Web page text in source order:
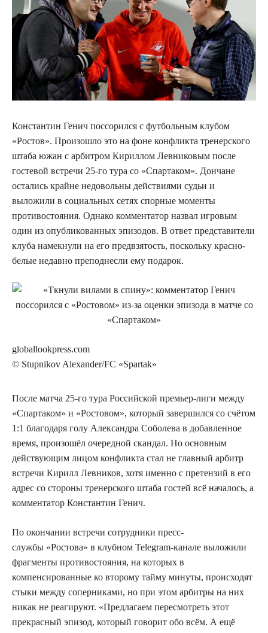
Константин Генич поссорился с футбольным клубом
«Ростов». Произошло это на фоне конфликта тренерского
штаба южан с арбитром Кириллом Левниковым после
гостевой встречи 25-го тура со «Спартаком». Дончане
остались крайне недовольны действиями судьи и
выложили в социальных сетях спорные моменты
противостояния. Однако комментатор назвал игровым
один из опубликованных эпизодов. В ответ представители
клуба намекнули на его предвзятость, поскольку красно-
белые недавно преподнесли ему подарок.
globallookpress.com
© Stupnikov Alexander/FC «Spartak»
После матча 25-го тура Российской премьер-лиги между
«Спартаком» и «Ростовом», который завершился со счётом
1:1 благодаря голу Александра Соболева в добавленное
время, произошёл очередной скандал. Но основным
действующим лицом конфликта стал не главный арбитр
встречи Кирилл Левников, хотя именно с претензий в его
адрес со стороны тренерского штаба гостей всё началось, а
комментатор Константин Генич.
По окончании встречи сотрудники пресс-
службы «Ростова» в клубном Telegram-канале выложили
фрагменты противостояния, на которых в
компенсированные ко второму тайму минуты, происходят
стыки между соперниками, но при этом арбитры на них
никак не реагируют. «Предлагаем пересмотреть этот
прекрасный эпизод, который говорит обо всём. А ещё